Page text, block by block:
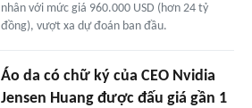
nhân với mức giá 960.000 USD (hơn 24 tỷ
đồng), vượt xa dự đoán ban đầu.
Áo da có chữ ký của CEO Nvidia
Jensen Huang được đấu giá gần 1